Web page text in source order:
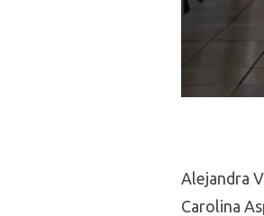
Alejandra
Carolina